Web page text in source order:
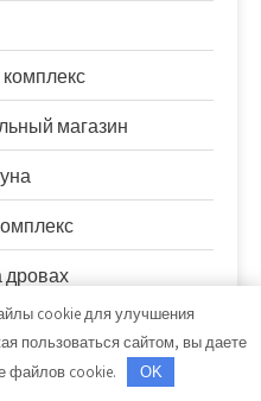
магазин
дровах
cookie для улучшения
пользоваться сайтом, вы даете
файлов cookie.
OK